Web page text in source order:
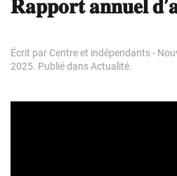
𝐑𝐚𝐩𝐩𝐨𝐫𝐭 𝐚𝐧𝐧𝐮𝐞𝐥
Écrit par Centre et indépendants -
2025. Publié dansActualité.